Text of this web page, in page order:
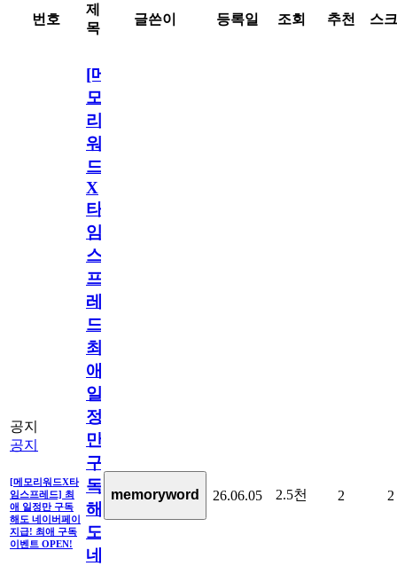
번호
제
목
글쓴이 등록일 조회 추천 스
공지
공지
[메모리워드X타
임스프레드] 최
애 일정만 구독
해도 네이버페이
지급! 최애 구독
이벤트 OPEN!
[메
모
리
워
드
X
타
임
스
프
레
드]
최
애
일
정
만
구
독
해
도
네
memoryword 26.06.05 2.5천 2 2